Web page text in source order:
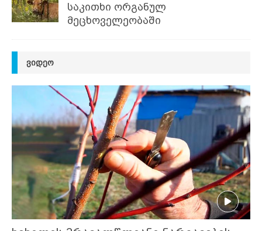
საკითხი ორგანულ
მეცხოველეობაში
ᲕᲘᲓᲔᲝ